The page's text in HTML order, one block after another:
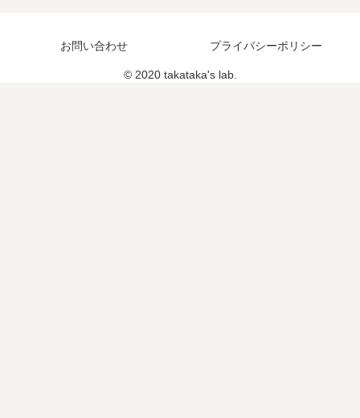
お問い合わせ プライバシーポリシー
© 2020 takataka's lab.